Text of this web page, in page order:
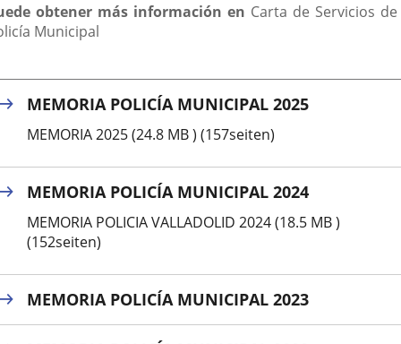
obtener más información en Carta de Servicios
Municipal
MEMORIA POLICÍA MUNICIPAL 2025
MEMORIA 2025 (24.8 MB ) (157seiten)
MEMORIA POLICÍA MUNICIPAL 2024
MEMORIA POLICIA VALLADOLID 2024 (18.5 MB )
(152seiten)
MEMORIA POLICÍA MUNICIPAL 2023